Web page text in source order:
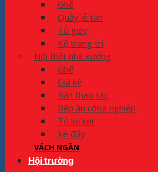
Ghế
Quầy lễ tân
Tủ giày
Kệ trang trí
Nội thất nhà xưởng
Ghế
Giá kệ
Bàn thao tác
Bếp ăn công nghiệp
Tủ locker
Xe đẩy
VÁCH NGĂN
Hội trường